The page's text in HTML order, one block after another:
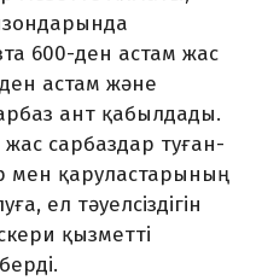
600-ден астам жас
астам және
ант қабылдады.
жас сарбаздар туған-
мен қаруластарының
ел тәуелсіздігін
қызметті